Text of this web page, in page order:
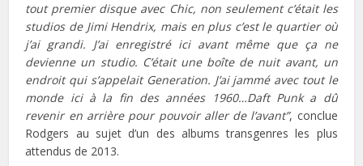
tout premier disque avec Chic, non seulement c’était les
studios de Jimi Hendrix, mais en plus c’est le quartier où
j’ai grandi. J’ai enregistré ici avant même que ça ne
devienne un studio. C’était une boîte de nuit avant, un
endroit qui s’appelait Generation. J’ai jammé avec tout le
monde ici à la fin des années 1960…Daft Punka dû
revenir en arrière pour pouvoir aller de l’avant”, conclue
Rodgers au sujet d’un des albums transgenres les plus
attendus de 2013.